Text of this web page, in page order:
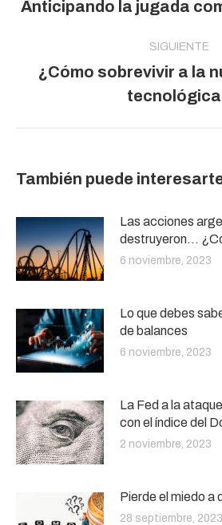
publicaciones
Anticipando la jugada
SIGUIENTE
¿Cómo sobrevivir a la
También puede
Las acciones
destruyeron…
6 noviembre, 2023
Lo que debes
de balances
6 noviembre, 2023
La Fed a la
con el índice del
2 noviembre, 2023
Pierde el miedo a
28 septiembre, 2023